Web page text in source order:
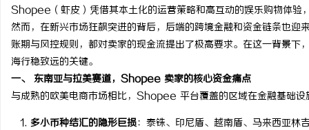
Shopee（虾皮）凭借其本土化的运营策略和高互动的娱乐购物体验
然而，在新兴市场狂飙突进的背后，后端的跨境金融和资金链条也
账期与风控规则，都对卖家的现金流提出了极高要求。在这一背景下
海行稳致远的关键。
一、 东南亚与拉美赛道，Shopee 卖家的核心资金痛点
与成熟的欧美电商市场相比，Shopee 平台覆盖的区域在金融基础
多小币种结汇的隐形巨损：泰铢、印尼盾、越南盾、马来西亚